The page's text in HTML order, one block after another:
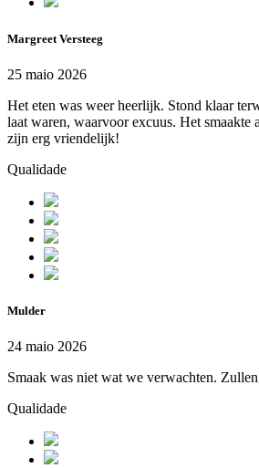
Margreet Versteeg
25 maio 2026
Het eten was weer heerlijk. Stond klaar
laat waren, waarvoor excuus. Het smaakte
zijn erg vriendelijk!
Qualidade
Mulder
24 maio 2026
Smaak was niet wat we verwachten.
Qualidade